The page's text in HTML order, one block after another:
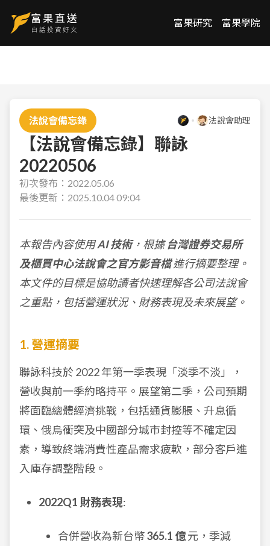
富果研究 富果學院
法說會備忘錄 法說會助理
【法說會備忘錄】聯詠
20220506
初次發布： 2022.05.06
最後更新： 2025.10.04 09:04
本報告內容使用AI 技術，根據台灣證券交易所
及櫃買中心法說會之官方影音檔進行摘要整理。
本文件的目標是協助讀者快速理解各公司法說會
之重點，包括營運狀況、財務表現及未來展望。
1. 營運摘要
聯詠科技於 2022 年第一季表現「淡季不淡」，
營收與前一季約略持平。展望第二季，公司預期
將面臨總體經濟挑戰，包括通貨膨脹、升息循
環、俄烏衝突及中國部分城市封控等不確定因
素，導致終端消費性產品需求疲軟，部分客戶進
入庫存調整階段。
2022Q1 財務表現:
合併營收為新台幣365.1 億元，季減